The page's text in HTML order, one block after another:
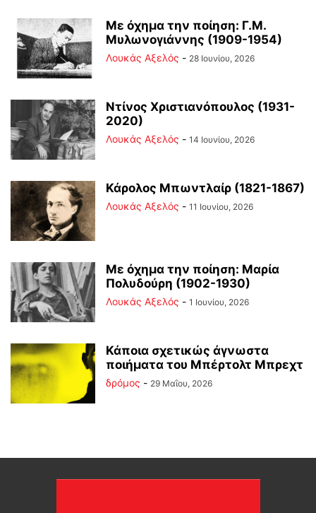
Με όχημα την ποίηση: Γ.Μ.
Μυλωνογιάννης (1909-1954)
Λουκάς Αξελός - 28 Ιουνίου, 2026
Ντίνος Χριστιανόπουλος (1931-
2020)
Λουκάς Αξελός - 14 Ιουνίου, 2026
Κάρολος Μπωντλαίρ (1821-1867)
Λουκάς Αξελός - 11 Ιουνίου, 2026
Με όχημα την ποίηση: Μαρία
Πολυδούρη (1902-1930)
Λουκάς Αξελός - 1 Ιουνίου, 2026
Κάποια σχετικώς άγνωστα
ποιήματα του Μπέρτολτ Μπρεχτ
δρόμος - 29 Μαΐου, 2026